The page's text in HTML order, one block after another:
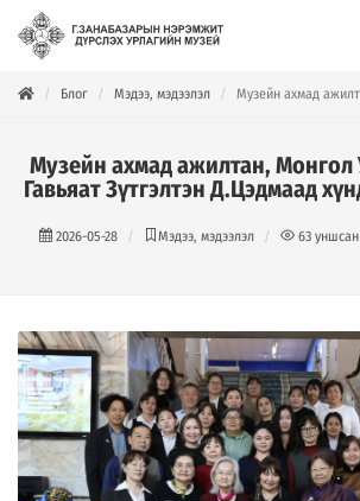
Блог Мэдээ, мэдээлэл Музейн ахмад
Музейн ахмад ажилтан,
Гавьяат Зүтгэлтэн Д.Цэдмаад
2026-05-28 Мэдээ, мэдээлэл 63 уншсан